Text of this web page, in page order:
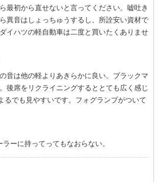
最初から直せないと言ってください。嘘吐き
異音はしょっちゅうするし、所詮安い資材で
イハツの軽自動車は二度と買いたくありませ
音は他の軽よりあきらかに良い。ブラックマ
後席をリクライニングするととても広く感じ
るでも見やすいです。フォグランプがついて
ーに持ってってもなおらない。